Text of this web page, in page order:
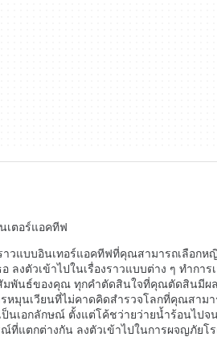
เตอร์แอคทีฟ
ราวแบบอินเทอร์แอคทีฟที่คุณสามารถเลือก
ลงตัวเข้าไปในเรื่องราวแบบต่าง ๆ ทำการ
สัมพันธ์ของคุณ ทุกคำตัดสินใจที่คุณตัดสินมี
หมุนเวียนที่ไม่คาดคิดสำรวจโลกที่คุณสาม
นเอกลักษณ์ ตั้งแต่โค้ชว่ายว่ายน้ำร้อนไปจ
ที่แตกต่างกัน ลงตัวเข้าไปในการผจญภัย